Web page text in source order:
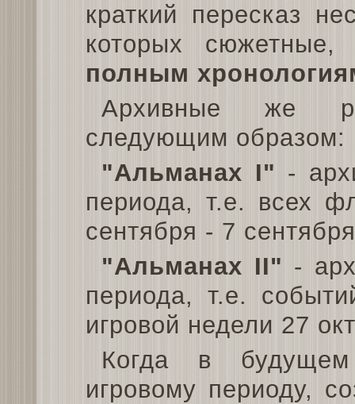
краткий пересказ
которых
полным
Архивные же
следующим образом:
"Альманах I" -
периода, т.е. всех
сентября - 7
"Альманах II" -
периода, т.е.
игровой недели 27
Когда в
игровому периоду,